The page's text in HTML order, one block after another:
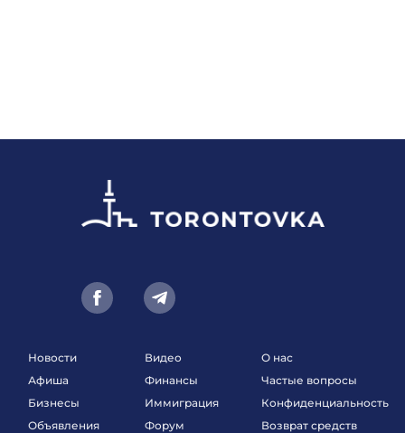
Новости
Афиша
Бизнесы
Объявления
Видео
Финансы
Иммиграция
Форум
О нас
Частые вопросы
Конфиденциальность
Возврат средств